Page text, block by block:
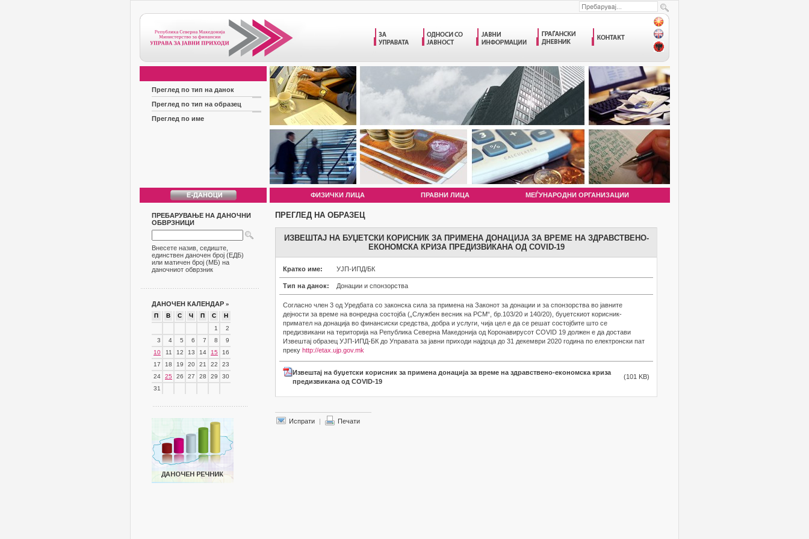
Преглед по тип на данок
Преглед по тип на образец
Преглед по име
ФИЗИЧКИ ЛИЦА ПРАВНИ ЛИЦА МЕЃУНАРОДНИ ОРГАНИЗАЦИИ
ПРЕБАРУВАЊЕ НА ДАНОЧНИ
ОБВРЗНИЦИ
Внесете назив, седиште,
единствен даночен број (ЕДБ)
или матичен број (МБ) на
даночниот обврзник
ДАНОЧЕН КАЛЕНДАР »
П В С Ч П С
Н
1
2
3
4 5 6 7 8
9
10
11 12 13 14 15
16
17
18 19 20 21 22
23
24
25 26 27 28 29
30
31
ПРЕГЛЕД НА ОБРАЗЕЦ
ИЗВЕШТАЈ НА БУЏЕТСКИ КОРИСНИК ЗА ПРИМЕНА ДОНАЦИЈА ЗА ВРЕМЕ НА ЗДРАВСТВЕНО-
ЕКОНОМСКА КРИЗА ПРЕДИЗВИКАНА ОД COVID-19
Кратко име: УЈП-ИПД/БК
Тип на данок: Донации и спонзорства
Согласно член 3 од Уредбата со законска сила за примена на Законот за донации и за спонзорства во јавните
дејности за време на вонредна состојба („Службен весник на РСМ“, бр.103/20 и 140/20), буџетскиот корисник-
примател на донација во финансиски средства, добра и услуги, чија цел е да се решат состојбите што се
предизвикани на територија на Република Северна Македонија од Коронавирусот COVID 19 должен е да достави
Извештај образец УЈП-ИПД-БК до Управата за јавни приходи најдоца до 31 декември 2020 година по електронски пат
преку http://etax.ujp.gov.mk
Извештај на буџетски корисник за примена донација за време на здравствено-економска криза
предизвикана од COVID-19
(101 KB)
Испрати | Печати